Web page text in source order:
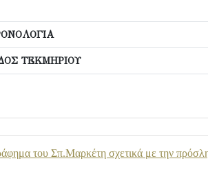
ΤΕΚΜΗΡΙΟΥ
του Σπ.Μαρκέτη σχετικά με την